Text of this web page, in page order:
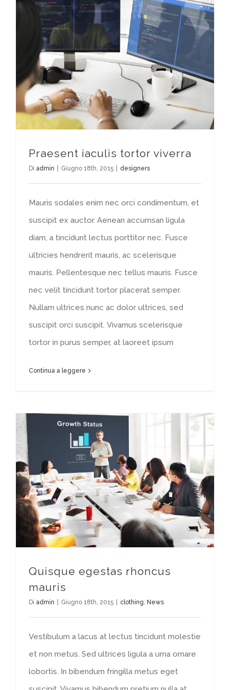
Praesent iaculis tortor viverra
Di admin Giugno 18th, 2015 designers
Mauris sodales enim nec orci condimentum, et
suscipit ex auctor. Aenean accumsan ligula
diam, a tincidunt lectus porttitor nec. Fusce
ultricies hendrerit mauris, ac scelerisque
mauris. Pellentesque nec tellus mauris. Fusce
nec velit tincidunt tortor placerat semper.
Nullam ultrices nunc ac dolor ultrices, sed
suscipit orci suscipit. Vivamus scelerisque
tortor in purus semper, at laoreet ipsum
Continua a leggere
Quisque egestas rhoncus
mauris
Di admin Giugno 18th, 2015 clothing News
Vestibulum a lacus at lectus tincidunt molestie
et non metus. Sed ultrices ligula a urna ornare
lobortis. In bibendum fringilla metus eget